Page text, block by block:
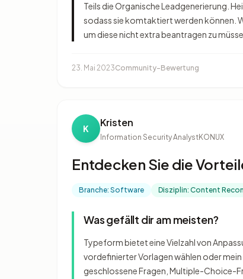
Teils die Organische Leadgenerierung.
sodass sie komtaktiert werden können.
um diese nicht extra beantragen zu
23. Mai 2023Community-Bewertung
K Kristen
Information Security AnalystKONUX
Entdecken Sie die
Branche: Software Disziplin: Content
Was gefällt dir am meisten?
Typeform bietet eine Vielzahl von
vordefinierter Vorlagen wählen oder mein
geschlossene Fragen, Multiple-Choice-